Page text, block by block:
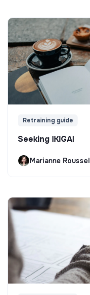
Retraining guide
Seeking IKIGAI
Marianne Roussel